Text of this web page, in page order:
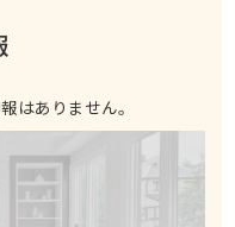
はありません。